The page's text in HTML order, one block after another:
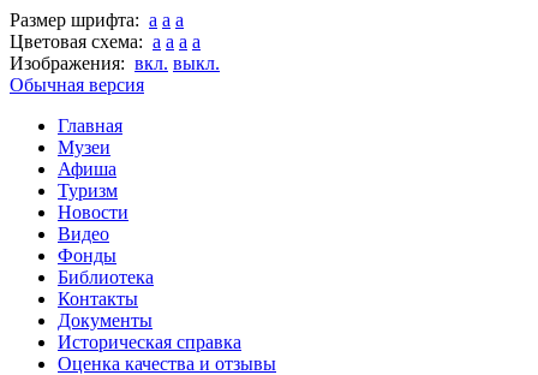
Размер шрифта: a a a
Цветовая схема: a a a a
Изображения: вкл. выкл.
Обычная версия
Главная
Музеи
Афиша
Туризм
Новости
Видео
Фонды
Библиотека
Контакты
Документы
Историческая справка
Оценка качества и отзывы